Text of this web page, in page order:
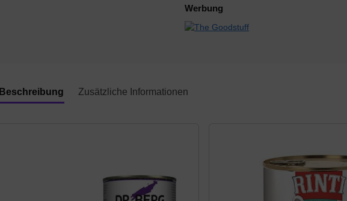
Werbung
Beschreibung Zusätzliche Informationen